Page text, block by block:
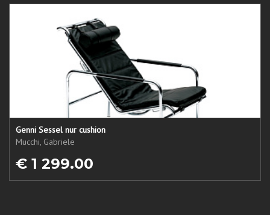
Genni Sessel nur cushion
Mucchi, Gabriele
€ 1 299.00